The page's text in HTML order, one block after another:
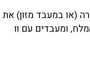
(או במעבד מזון) את
ומעבדים עם וו